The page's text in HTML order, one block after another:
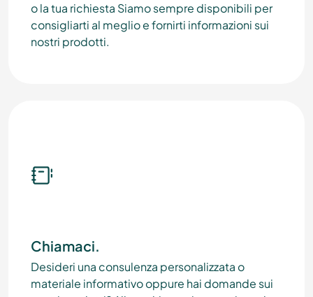
o la tua richiesta Siamo sempre disponibili per
consigliarti al meglio e fornirti informazioni sui
nostri prodotti.
Chiamaci.
Desideri una consulenza personalizzata o
materiale informativo oppure hai domande sui